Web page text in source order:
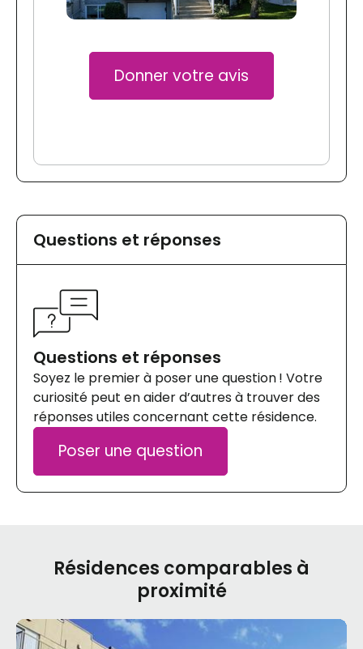
Donner votre avis
Questions et réponses
Questions et réponses
Soyez le premier à poser une question ! Votre
curiosité peut en aider d’autres à trouver des
réponses utiles concernant cette résidence.
Poser une question
Résidences comparables à
proximité